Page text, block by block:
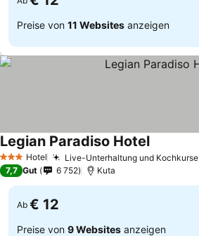
Preise von 11 Websites anzeigen
3 SterneHotel Live-Unterhaltung und Kochkurse
Legian Paradiso Hotel
7,7 Gut 6 752 Kuta
Ab € 12
Preise von 9 Websites anzeigen